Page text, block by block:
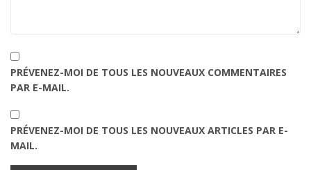
PRÉVENEZ-MOI DE TOUS LES NOUVEAUX COMMENTAIRES
PAR E-MAIL.
PRÉVENEZ-MOI DE TOUS LES NOUVEAUX ARTICLES PAR E-
MAIL.